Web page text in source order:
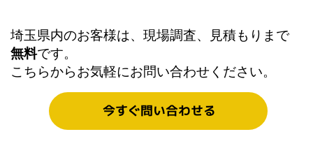
20年の経験と実績で解決。施設別・失敗
しないWi-Fi構築とネットワーク基盤の作
り方
埼玉県内のお客様は、現場調査、見積もりまで
無料です。
こちらからお気軽にお問い合わせください。
今すぐ問い合わせる